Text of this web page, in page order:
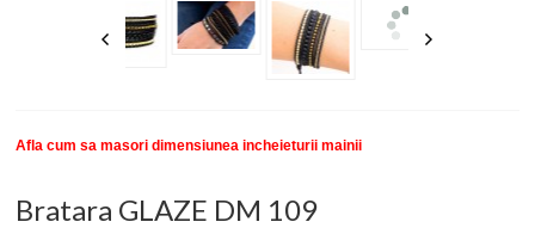
INFO PRODUSE
Afla cum sa masori dimensiunea incheieturii mainii
Bratara GLAZE DM 109